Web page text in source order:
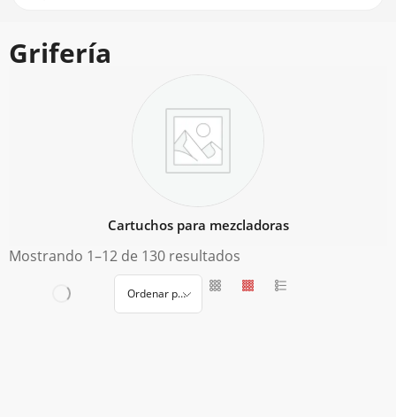
Grifería
Cartuchos para mezcladoras
Mostrando 1–12 de 130 resultados